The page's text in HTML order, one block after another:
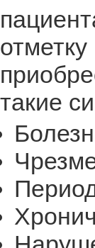
такие